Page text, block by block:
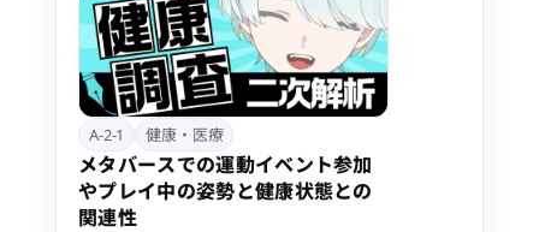
A-2-1 健康・医療
メタバースでの運動イベント参加
やプレイ中の姿勢と健康状態との
関連性